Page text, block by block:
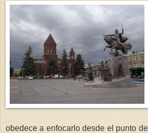
obedece a enfocarlo desde el punto